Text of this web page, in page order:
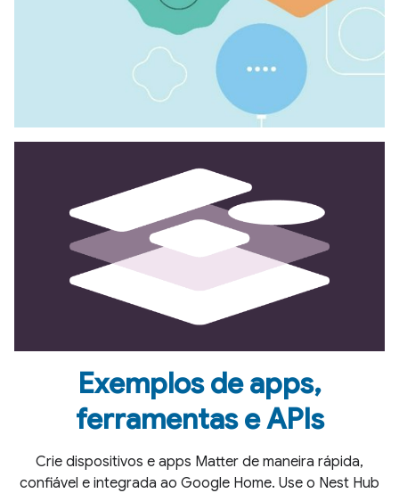
Exemplos de apps,
ferramentas e APIs
Crie dispositivos e apps Matter de maneira rápida,
confiável e integrada ao Google Home. Use o Nest Hub